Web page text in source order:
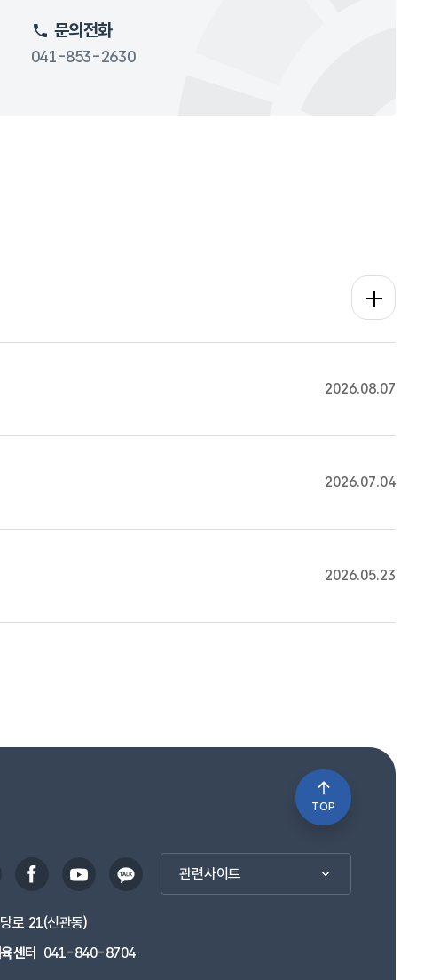
문의전화
041-853-2630
2026.08.07
2026.07.04
2026.05.23
공지사항 더보
TOP
관련사이트
로 21(신관동)
센터
041-840-8704